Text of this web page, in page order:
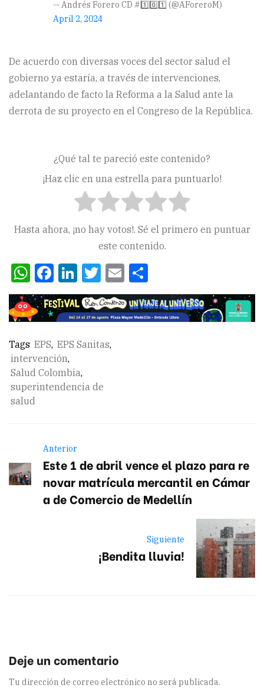
— Andrés Forero CD #1️⃣0️⃣1️⃣ (@AForeroM)
April 2, 2024
De acuerdo con diversas voces del sector salud el
gobierno ya estaría, a través de intervenciones,
adelantando de facto la Reforma a la Salud ante la
derrota de su proyecto en el Congreso de la República.
¿Qué tal te pareció este contenido?
¡Haz clic en una estrella para puntuarlo!
Hasta ahora, ¡no hay votos!. Sé el primero en puntuar
este contenido.
WhatsApp
Facebook
LinkedIn
Twitter
Email
Tags EPS, EPS Sanitas,
intervención,
Salud Colombia,
superintendencia de
salud
Anterior
Este 1 de abril vence el plazo para re
novar matrícula mercantil en Cámar
a de Comercio de Medellín
Siguiente
¡Bendita lluvia!
Tu dirección de correo electrónico no será publicada.